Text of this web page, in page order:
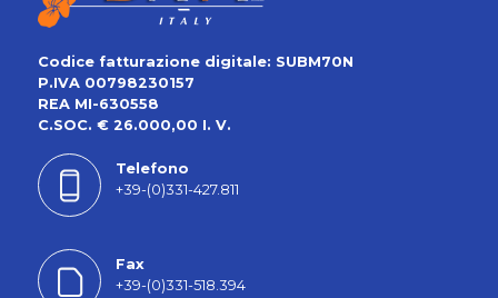
Codice fatturazione digitale: SUBM70N
P.IVA 00798230157
REA MI-630558
C.SOC. € 26.000,00 I. V.
Telefono
+39-(0)331-427.811
Fax
+39-(0)331-518.394